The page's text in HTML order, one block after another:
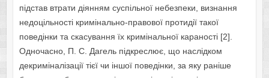
підстав втрати діянням суспільної небезпеки, визнання
недоцільності кримінально-правової протидії такої
поведінки та скасування їх кримінальної караності [2].
Одночасно, П. С. Дагель підкреслює, що наслідком
декриміналізації тієї чи іншої поведінки, за яку раніше